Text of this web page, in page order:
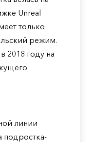
Unreal
только
режим.
2018 году на
линии
подростка-